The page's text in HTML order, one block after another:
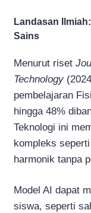
Landasan
Sains
Menurut riset
Technology
pembelajaran
hingga 48%
Teknologi ini
kompleks
harmonik tanpa
Model AI dapat
siswa, seperti